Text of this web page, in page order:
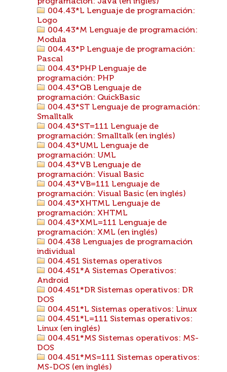
004.43*L Lenguaje de programación:
Logo
004.43*M Lenguaje de programación:
Modula
004.43*P Lenguaje de programación:
Pascal
004.43*PHP Lenguaje de
programación: PHP
004.43*QB Lenguaje de
programación: QuickBasic
004.43*ST Lenguaje de programación:
Smalltalk
004.43*ST=111 Lenguaje de
programación: Smalltalk (en inglés)
004.43*UML Lenguaje de
programación: UML
004.43*VB Lenguaje de
programación: Visual Basic
004.43*VB=111 Lenguaje de
programación: Visual Basic (en inglés)
004.43*XHTML Lenguaje de
programación: XHTML
004.43*XML=111 Lenguaje de
programación: XML (en inglés)
004.438 Lenguajes de programación
individual
004.451 Sistemas operativos
004.451*A Sistemas Operativos:
Android
004.451*DR Sistemas operativos: DR
DOS
004.451*L Sistemas operativos: Linux
004.451*L=111 Sistemas operativos:
Linux (en inglés)
004.451*MS Sistemas operativos: MS-
DOS
004.451*MS=111 Sistemas operativos:
MS-DOS (en inglés)